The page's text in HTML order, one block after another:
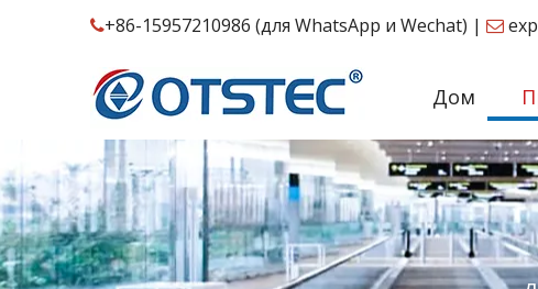
+86-15957210986 (для WhatsApp и Wechat) | 
Дом